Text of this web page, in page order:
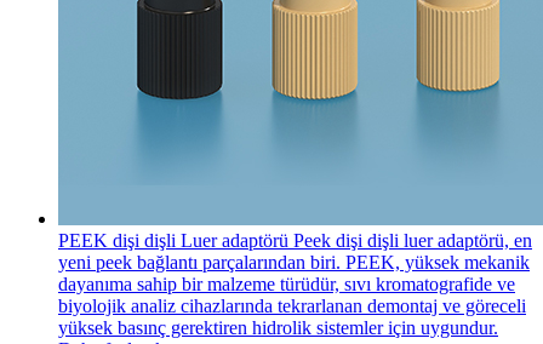
PEEK dişi dişli Luer adaptörü Peek dişi dişli luer adaptörü, en
yeni peek bağlantı parçalarından biri. PEEK, yüksek mekanik
dayanıma sahip bir malzeme türüdür, sıvı kromatografide ve
biyolojik analiz cihazlarında tekrarlanan demontaj ve göreceli
yüksek basınç gerektiren hidrolik sistemler için uygundur.